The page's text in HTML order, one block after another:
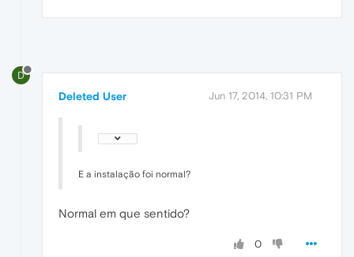
D
Deleted User Jun 17, 2014, 10:31 PM
E a instalação foi normal?
Normal em que sentido?
0